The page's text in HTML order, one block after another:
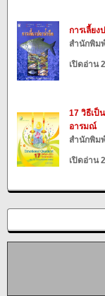
การเลี้ยง
สำนักพิม
เปิดอ่าน
17 วิธีเป็
อารมณ์
สำนักพิม
เปิดอ่าน